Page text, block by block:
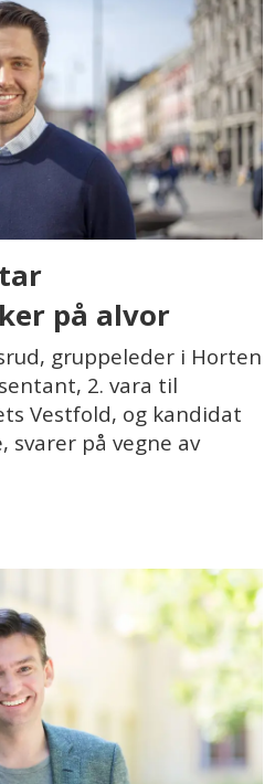
på alvor
gruppeleder i Horten
2. vara til
Vestfold, og kandidat
svarer på vegne av